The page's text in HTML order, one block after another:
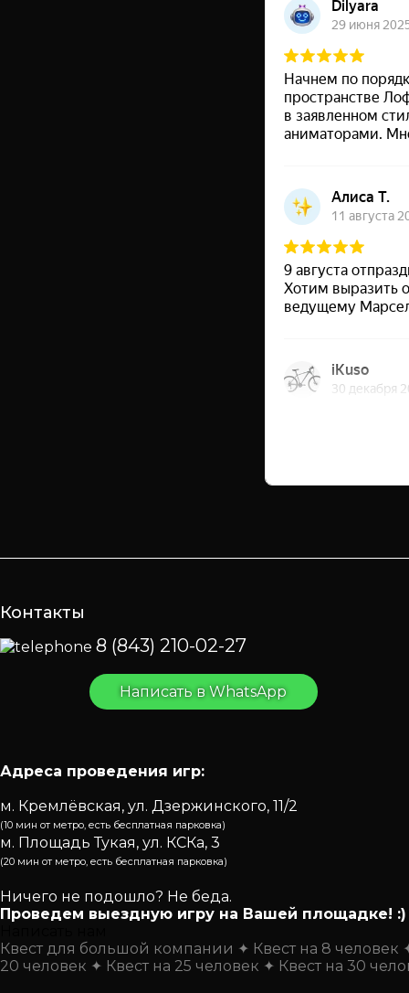
Контакты
8 (843) 210-02-27
Написать в WhatsApp
Адреса проведения игр:
м. Кремлёвская, ул. Дзержинского, 11/2
(10 мин от метро, есть бесплатная парковка)
м. Площадь Тукая, ул. КСКа, 3
(20 мин от метро, есть бесплатная парковка)
Ничего не подошло? Не беда.
Проведем выездную игру на Вашей площадке! :)
Квест для большой компании
Квест на 8 человек
20 человек
Квест на 25 человек Квест на 30